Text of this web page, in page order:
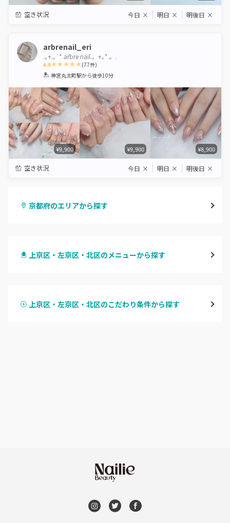
空き状況 今日 × 明日 × 明後日 ×
arbrenail_eri
.｡+.。*.arbre nail.。+｡*.。.
4.9
1 2 3 4 5
(77件)
神宮丸太町駅から徒歩10分
¥9,900 ¥9,900 ¥8,900
空き状況 今日 × 明日 × 明後日 ×
京都府のエリアから探す
四条河原町・河原町三条
長岡京市・向日市・八幡
上京区・左京区・北区のメニューから探す
ハンドスカルプ
上京区・左京区・北区のこだわり条件から探す